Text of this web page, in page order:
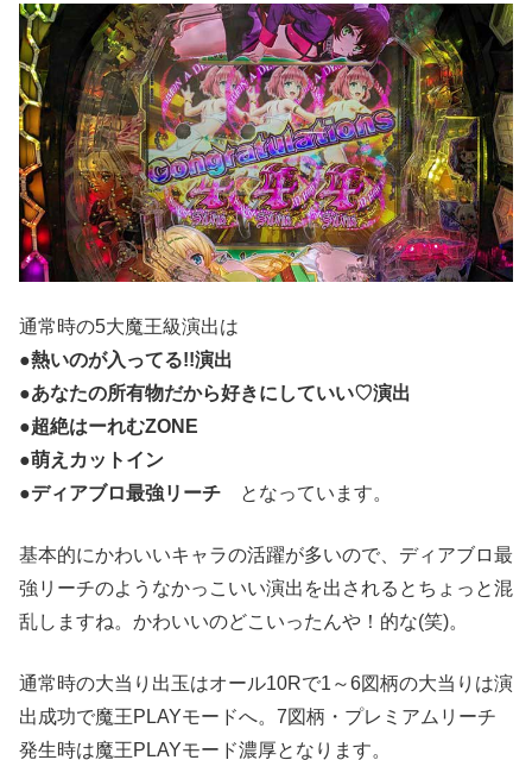
通常時の5大魔王級演出は
●熱いのが入ってる!!演出
●あなたの所有物だから好きにしていい♡演出
●超絶はーれむZONE
●萌えカットイン
●ディアブロ最強リーチ となっています。
基本的にかわいいキャラの活躍が多いので、ディアブロ最
強リーチのようなかっこいい演出を出されるとちょっと混
乱しますね。かわいいのどこいったんや！的な(笑)。
通常時の大当り出玉はオール10Rで1～6図柄の大当りは演
出成功で魔王PLAYモードへ。7図柄・プレミアムリーチ
発生時は魔王PLAYモード濃厚となります。